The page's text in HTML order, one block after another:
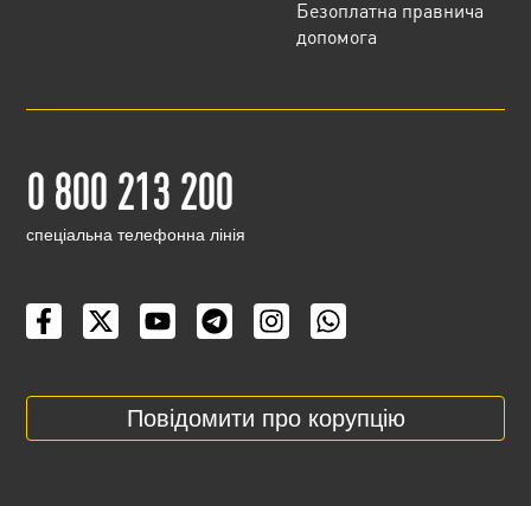
Безоплатна правнича
допомога
0 800 213 200
cпеціальна телефонна лінія
Повідомити про корупцію